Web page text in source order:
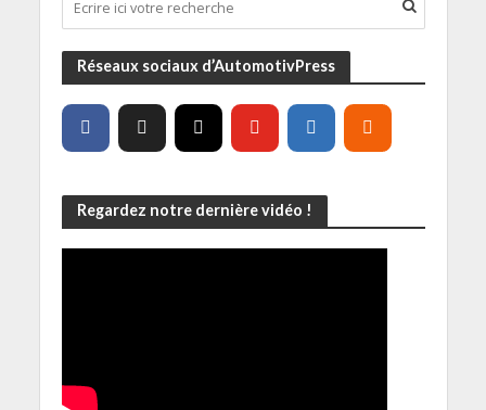
Réseaux sociaux d’AutomotivPress
Regardez notre dernière vidéo !